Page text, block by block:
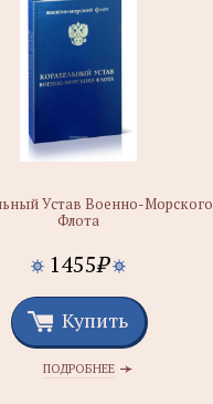
Устав Военно-Морского
Флота
1455₽
Купить
ПОДРОБНЕЕ